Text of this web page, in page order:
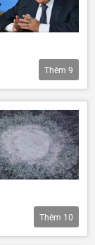
Thêm 9
Thêm 10